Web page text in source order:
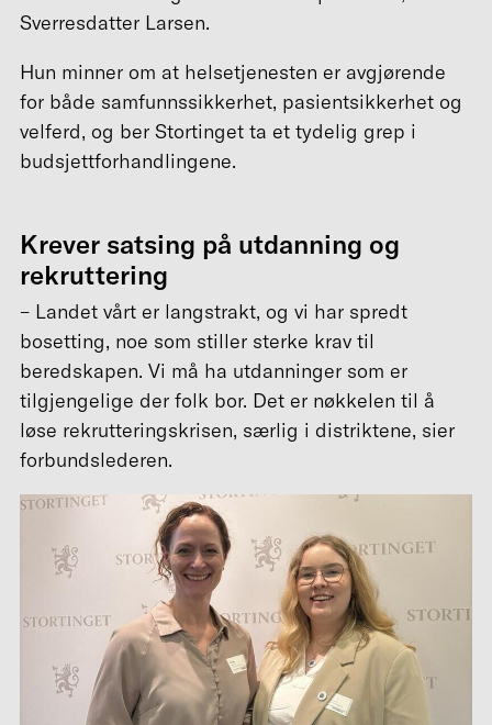
Sverresdatter Larsen.
Hun minner om at helsetjenesten er avgjørende
for både samfunnssikkerhet, pasientsikkerhet og
velferd, og ber Stortinget ta et tydelig grep i
budsjettforhandlingene.
Krever satsing på utdanning og
rekruttering
– Landet vårt er langstrakt, og vi har spredt
bosetting, noe som stiller sterke krav til
beredskapen. Vi må ha utdanninger som er
tilgjengelige der folk bor. Det er nøkkelen til å
løse rekrutteringskrisen, særlig i distriktene, sier
forbundslederen.